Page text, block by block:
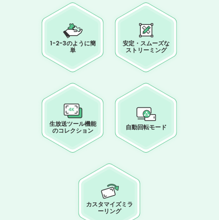
1-2-3のように簡
単
安定・スムーズな
ストリーミング
生放送ツール機能
のコレクション
自動回転モード
カスタマイズミラ
ーリング